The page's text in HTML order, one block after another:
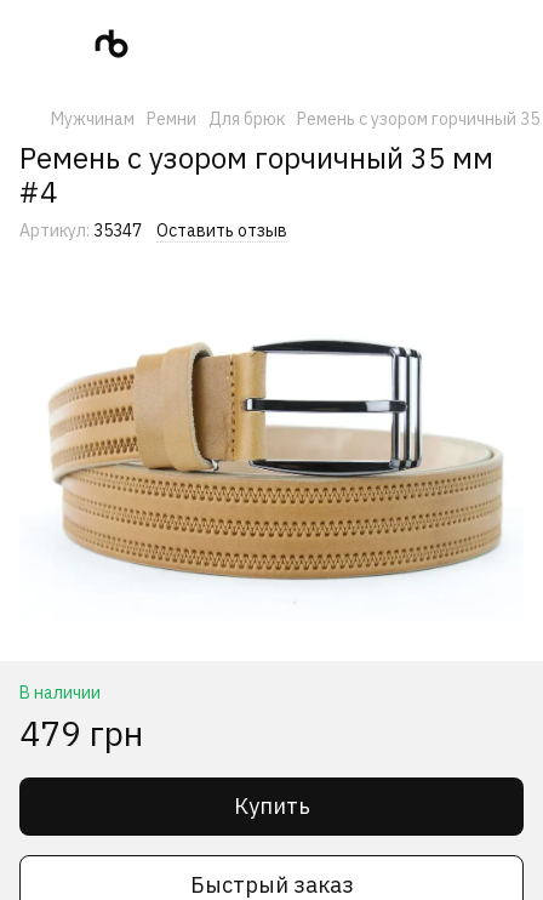
Мужчинам Ремни Для брюк Ремень с узором горчичный
Ремень с узором горчичный 35 мм
#4
Артикул: 35347 Оставить отзыв
В наличии
479 грн
Купить
Быстрый заказ